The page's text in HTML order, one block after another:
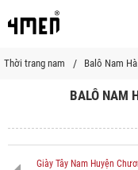
Thời trang nam Balô Nam
BALÔ NAM
Giày Tây Nam Huyện